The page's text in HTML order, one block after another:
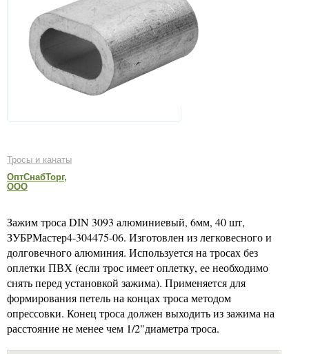
Тросы и канаты
ОптСнабТорг,
ООО
Зажим троса DIN 3093 алюминиевый, 6мм, 40 шт,
ЗУБРМастер4-304475-06. Изготовлен из легковесного и
долговечного алюминия. Используется на тросах без
оплетки ПВХ (если трос имеет оплетку, ее необходимо
снять перед установкой зажима). Применяется для
формирования петель на концах троса методом
опрессовки. Конец троса должен выходить из зажима на
расстояние не менее чем 1/2"диаметра троса.